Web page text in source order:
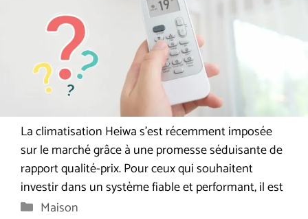
La climatisation Heiwa s’est récemment imposée
sur le marché grâce à une promesse séduisante de
rapport qualité-prix. Pour ceux qui souhaitent
investir dans un système fiable et performant, il est
Catégories
Maison